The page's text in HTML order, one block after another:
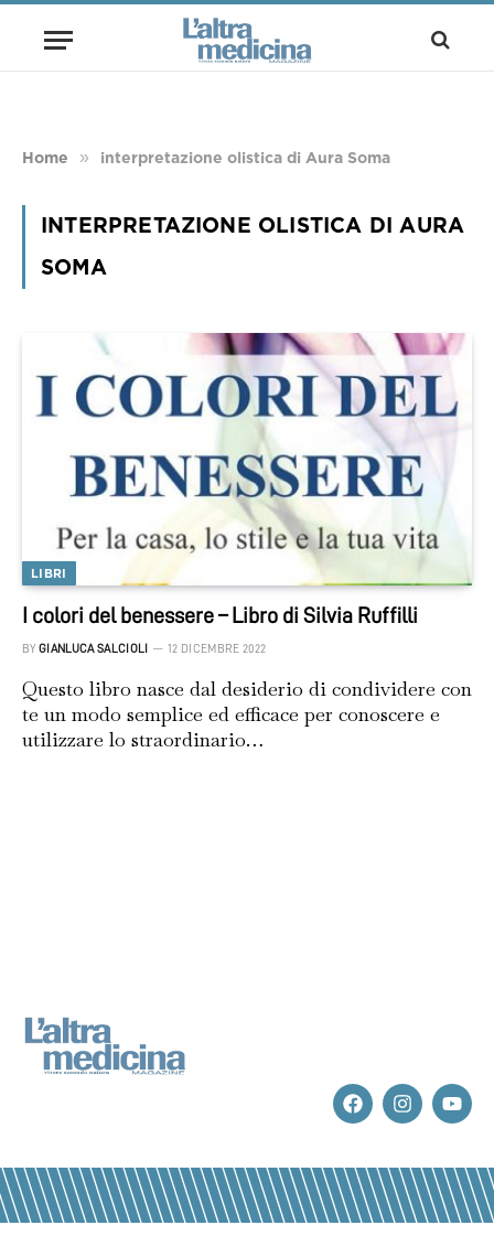
Home » interpretazione olistica di Aura Soma
INTERPRETAZIONE OLISTICA DI AURA
SOMA
LIBRI
I colori del benessere – Libro di Silvia Ruffilli
BY GIANLUCA SALCIOLI 12 DICEMBRE 2022
Questo libro nasce dal desiderio di condividere con
te un modo semplice ed efficace per conoscere e
utilizzare lo straordinario…